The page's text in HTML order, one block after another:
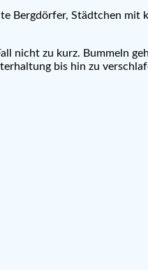
Bergdörfer, Städtchen mit
nicht zu kurz. Bummeln
bis hin zu